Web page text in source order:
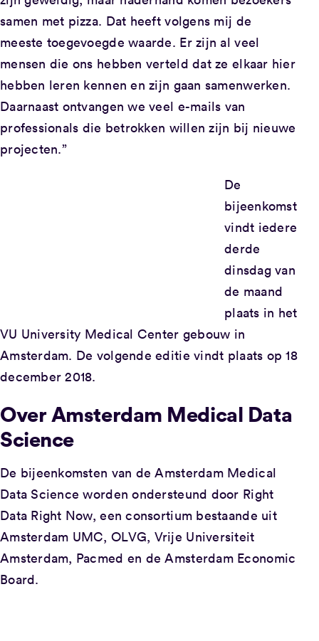
samen met pizza. Dat heeft volgens mij de
meeste toegevoegde waarde. Er zijn al veel
mensen die ons hebben verteld dat ze elkaar hier
hebben leren kennen en zijn gaan samenwerken.
Daarnaast ontvangen we veel e-mails van
professionals die betrokken willen zijn bij nieuwe
projecten.”
De
bijeenkomst
vindt iedere
derde
dinsdag van
de maand
plaats in het
VU University Medical Center gebouw in
Amsterdam. De volgende editie vindt plaats op 18
december 2018.
Over Amsterdam Medical Data
Science
De bijeenkomsten van de Amsterdam Medical
Data Science worden ondersteund door Right
Data Right Now, een consortium bestaande uit
Amsterdam UMC, OLVG, Vrije Universiteit
Amsterdam, Pacmed en de Amsterdam Economic
Board.